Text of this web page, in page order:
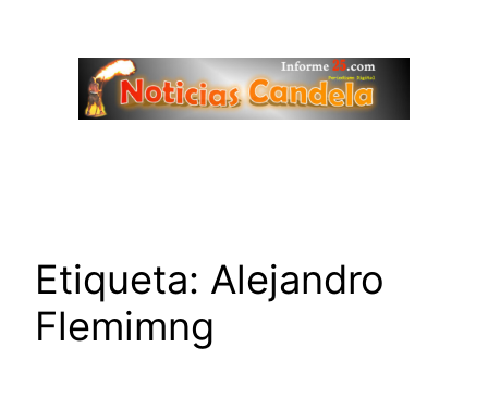
contenido
Etiqueta: Alejandro
Flemimng